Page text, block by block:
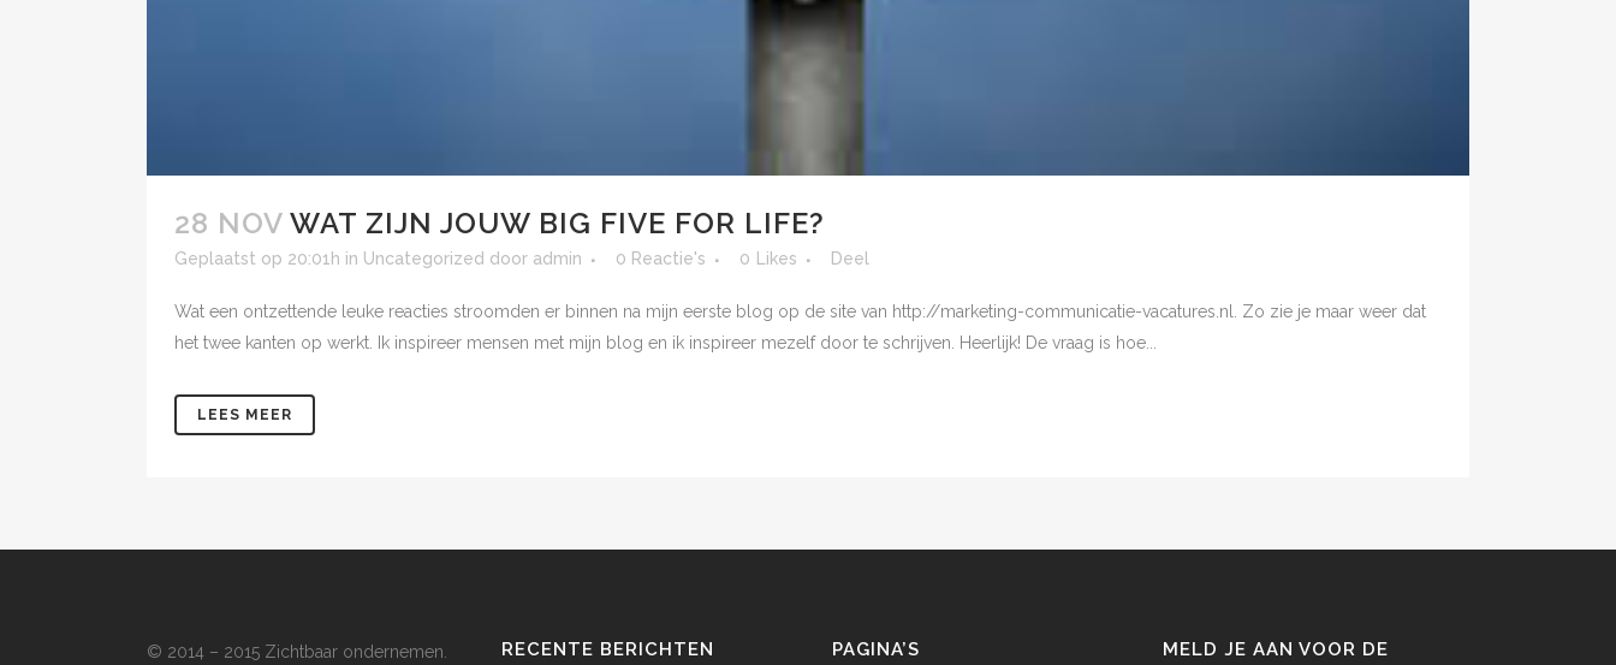
28 NOV WAT ZIJN JOUW BIG FIVE FOR LIFE?
Geplaatst op 20:01h in Uncategorized door admin 0 Reactie's 0 Likes Deel
Wat een ontzettende leuke reacties stroomden er binnen na mijn eerste blog op de site van http://marketing-communicatie-vacatures.nl. Zo zie je maar weer dat
het twee kanten op werkt. Ik inspireer mensen met mijn blog en ik inspireer mezelf door te schrijven. Heerlijk! De vraag is hoe...
LEES MEER
© 2014 – 2015 Zichtbaar ondernemen.
RECENTE BERICHTEN PAGINA’S
MELD JE AAN VOOR DE